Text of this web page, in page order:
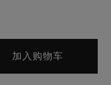
加入购物车